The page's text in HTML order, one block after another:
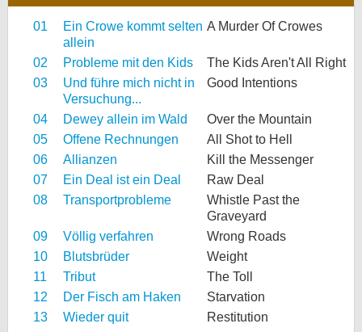
01
Ein Crowe kommt selten
allein
A Murder Of Crowes
02 Probleme mit den Kids
The Kids Aren't All Right
03
Und führe mich nicht in
Versuchung...
Good Intentions
04 Dewey allein im Wald
Over the Mountain
05
Offene Rechnungen
All Shot to Hell
06
Allianzen
Kill the Messenger
07
Ein Deal ist ein Deal
Raw Deal
08
Transportprobleme
Whistle Past the
Graveyard
09
Völlig verfahren
Wrong Roads
10
Blutsbrüder
Weight
11
Tribut
The Toll
12
Der Fisch am Haken
Starvation
13
Wieder quit Restitution